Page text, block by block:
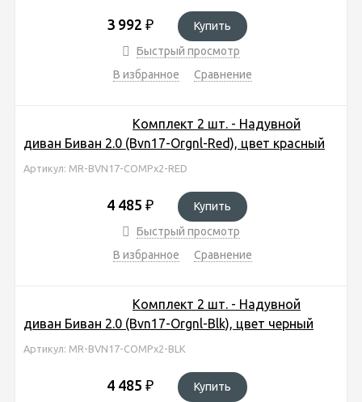
3 992 ₽
Купить
Быстрый просмотр
В избранное
Сравнение
Комплект 2 шт. - Надувной
диван Биван 2.0 (Bvn17-Orgnl-Red), цвет красный
Артикул: MR-BVN17-COMPx2-RED
4 485 ₽
Купить
Быстрый просмотр
В избранное
Сравнение
Комплект 2 шт. - Надувной
диван Биван 2.0 (Bvn17-Orgnl-Blk), цвет черный
Артикул: MR-BVN17-COMPx2-BLK
4 485 ₽
Купить